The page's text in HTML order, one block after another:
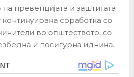
превенцијата и заштитата
соработка со
во општеството, со
и посигурна иднина.